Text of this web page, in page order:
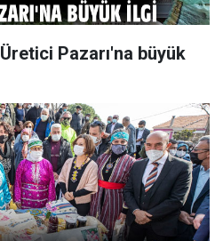
Pazarı'na büyük